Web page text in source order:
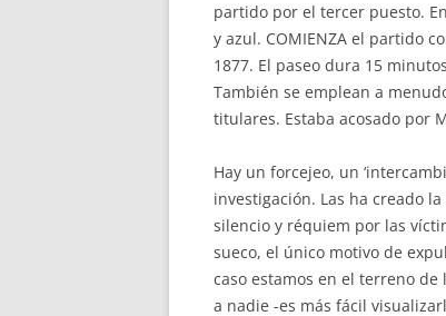
partido por el tercer puesto.
y azul. COMIENZA el partido
1877. El paseo dura 15
También se emplean a
titulares. Estaba acosado por
Hay un forcejeo, un
investigación. Las ha creado
silencio y réquiem por las
sueco, el único motivo de
caso estamos en el terreno
a nadie -es más fácil